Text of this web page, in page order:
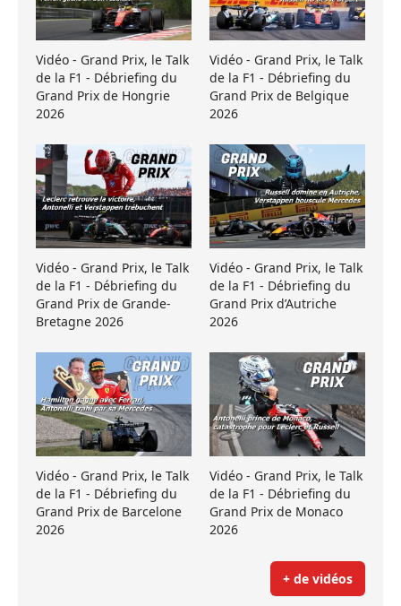
Vidéo - Grand Prix, le Talk
de la F1 - Débriefing du
Grand Prix de Hongrie
2026
Vidéo - Grand Prix, le Talk
de la F1 - Débriefing du
Grand Prix de Belgique
2026
Vidéo - Grand Prix, le Talk
de la F1 - Débriefing du
Grand Prix de Grande-
Bretagne 2026
Vidéo - Grand Prix, le Talk
de la F1 - Débriefing du
Grand Prix d’Autriche
2026
Vidéo - Grand Prix, le Talk
de la F1 - Débriefing du
Grand Prix de Barcelone
2026
Vidéo - Grand Prix, le Talk
de la F1 - Débriefing du
Grand Prix de Monaco
2026
+ de vidéos